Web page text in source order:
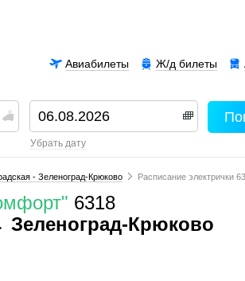
Ж/д билеты
Авиабилеты
убрать дату
- Зеленоград-Крюково Расписание электрички
6318
Зеленоград-Крюково